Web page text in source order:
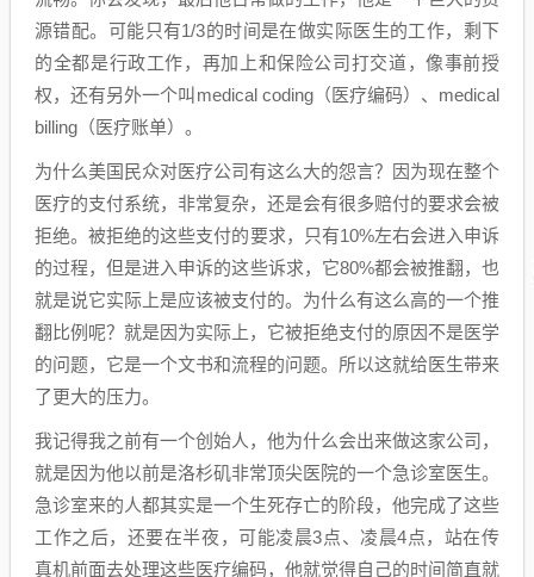
源错配。可能只有1/3的时间是在做实际医生的工作，剩下
的全都是行政工作，再加上和保险公司打交道，像事前授
权，还有另外一个叫medical coding（医疗编码）、medical
billing（医疗账单）。
为什么美国民众对医疗公司有这么大的怨言？因为现在整个
医疗的支付系统，非常复杂，还是会有很多赔付的要求会被
拒绝。被拒绝的这些支付的要求，只有10%左右会进入申诉
的过程，但是进入申诉的这些诉求，它80%都会被推翻，也
就是说它实际上是应该被支付的。为什么有这么高的一个推
翻比例呢？就是因为实际上，它被拒绝支付的原因不是医学
的问题，它是一个文书和流程的问题。所以这就给医生带来
了更大的压力。
我记得我之前有一个创始人，他为什么会出来做这家公司，
就是因为他以前是洛杉矶非常顶尖医院的一个急诊室医生。
急诊室来的人都其实是一个生死存亡的阶段，他完成了这些
工作之后，还要在半夜，可能凌晨3点、凌晨4点，站在传
真机前面去处理这些医疗编码，他就觉得自己的时间简直就